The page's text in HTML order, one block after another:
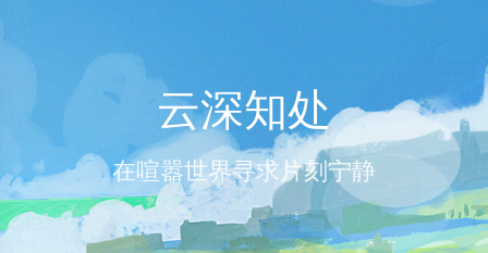
云深知处
在喧嚣世界寻求片刻宁静